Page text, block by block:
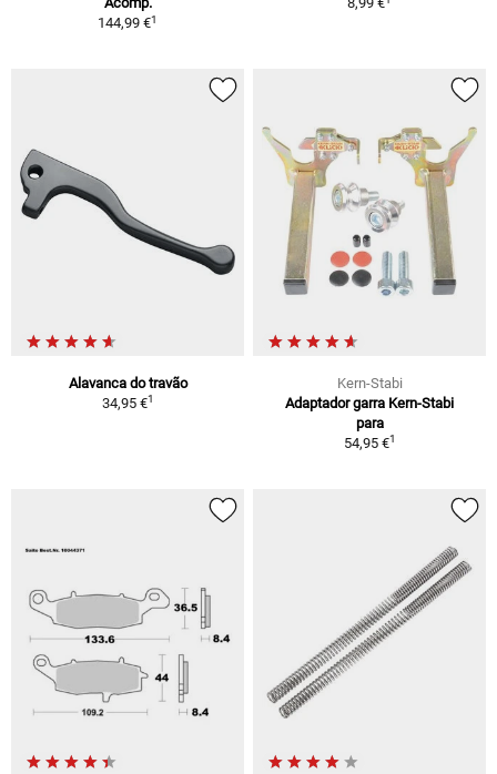
144,99 €1
Alavanca do travão
34,95 €1
Kern-Stabi
Adaptador garra Kern-Stabi
para
54,95 €1